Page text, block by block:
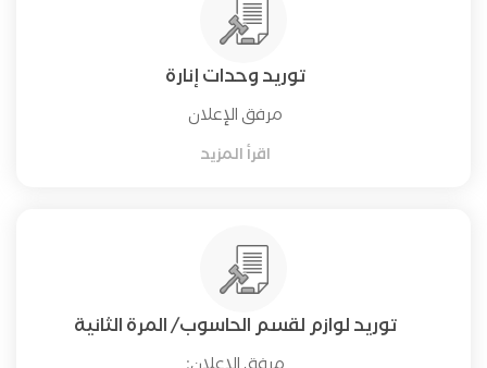
توريد وحدات إنارة
مرفق الإعلان
اقرأ المزيد
توريد لوازم لقسم الحاسوب/ المرة الثانية